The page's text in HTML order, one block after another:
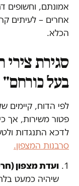
אמונתם, וחשופים
אחרים – לעיתים
הכלא.
סגירת צירי
בעל כורחם"
לפי הדוח, קיימים
פטור משירות, אך
לדכא התנגדות
סרבנות המצפון.
ועדת מצפון
שיהיה כמעט